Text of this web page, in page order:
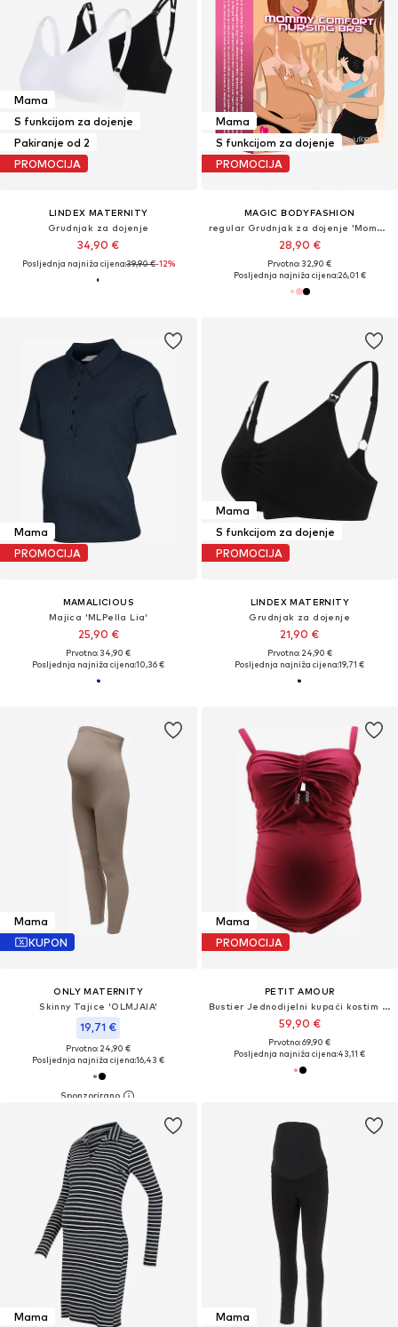
Mama
S funkcijom za dojenje
Pakiranje od 2
PROMOCIJA
LINDEX MATERNITY
Grudnjak za dojenje
34,90 €
Posljednja najniža cijena:39,90 €-12%
Mama
S funkcijom za dojenje
PROMOCIJA
MAGIC BODYFASHION
regular Grudnjak za dojenje 'Mommy Comfort'
28,90 €
Prvotno: 32,90 €
Posljednja najniža cijena:26,01 €
Mama
PROMOCIJA
MAMALICIOUS
Majica 'MLPella Lia'
25,90 €
Prvotno: 34,90 €
Posljednja najniža cijena:10,36 €
Mama
S funkcijom za dojenje
PROMOCIJA
LINDEX MATERNITY
Grudnjak za dojenje
21,90 €
Prvotno: 24,90 €
Posljednja najniža cijena:19,71 €
Mama
KUPON
ONLY MATERNITY
Skinny Tajice 'OLMJAIA'
19,71 €
Prvotno: 24,90 €
Posljednja najniža cijena:16,43 €
Mama
PROMOCIJA
PETIT AMOUR
Bustier Jednodijelni kupaći kostim 'Camerona'
59,90 €
Prvotno: 69,90 €
Posljednja najniža cijena:43,11 €
Mama Mama